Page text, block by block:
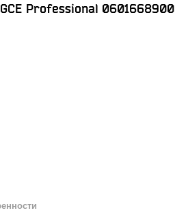
Professional 0601668900